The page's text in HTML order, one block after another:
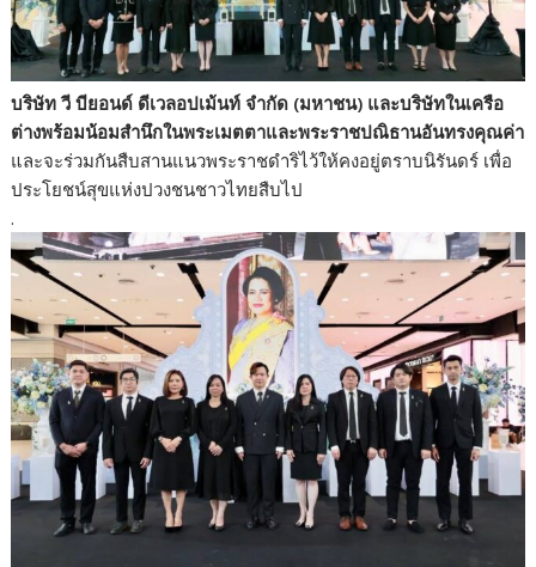
บริษัท วี บียอนด์ ดีเวลอปเม้นท์ จำกัด (มหาชน) และบริษัทในเครือ
ต่างพร้อมน้อมสำนึกในพระเมตตาและพระราชปณิธานอันทรงคุณค่า
และจะร่วมกันสืบสานแนวพระราชดำริไว้ให้คงอยู่ตราบนิรันดร์ เพื่อ
ประโยชน์สุขแห่งปวงชนชาวไทยสืบไป
.